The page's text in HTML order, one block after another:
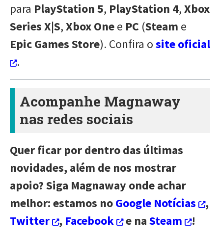
para PlayStation 5, PlayStation 4,Xbox
Series X|S,Xbox Onee PC (Steam e
Epic Games Store). Confira osite oficial
.
Acompanhe Magnaway
nas redes sociais
Quer ficar por dentro das últimas
novidades, além de nos mostrar
apoio? Siga Magnaway onde achar
melhor: estamos noGoogle Notícias
,
Twitter
, Facebook e naSteam !